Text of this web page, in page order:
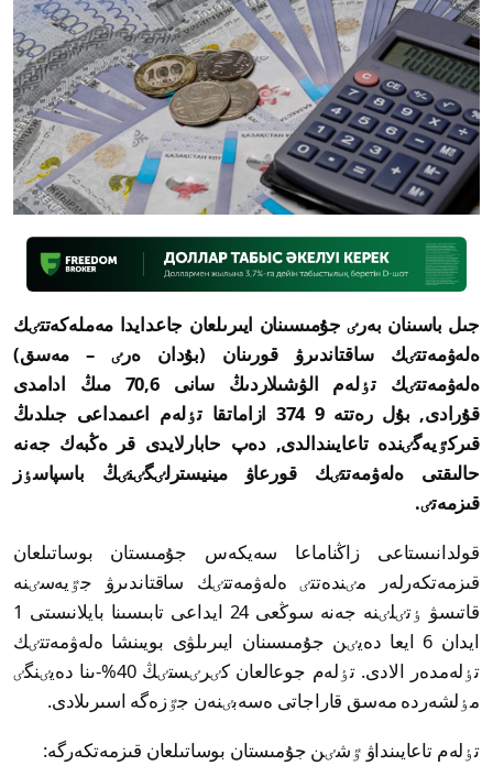
جىل باسىنان بەرٸ جۇمىسىنان ايىرىلعان جاعدايدا مەملەكەتتٸك
ەلەۋمەتتٸك ساقتاندىرۋ قورىنان (بۇدان ەرٸ – مەسق)
ەلەۋمەتتٸك تٶلەم الۋشىلاردىڭ سانى 70,6 مىڭ ادامدى
قۇرادى, بۇل رەتتە 9 374 ازاماتقا تٶلەم اعىمداعى جىلدىڭ
قىركٷيەگٸندە تاعايىندالدى, دەپ حابارلايدى قر ەڭبەك جەنە
حالىقتى ەلەۋمەتتٸك قورعاۋ مينيسترلٸگٸنٸڭ باسپاسٶز
قىزمەتٸ.
قولدانىستاعى زاڭناماعا سەيكەس جۇمىستان بوساتىلعان
قىزمەتكەرلەر مٸندەتتٸ ەلەۋمەتتٸك ساقتاندىرۋ جٷيەسٸنە
قاتىسۋ ٶتٸلٸنە جەنە سوڭعى 24 ايداعى تابىسىنا بايلانىستى 1
ايدان 6 ايعا دەيٸن جۇمىسىنان ايىرىلۋى بويىنشا ەلەۋمەتتٸك
تٶلەمدەر الادى. تٶلەم جوعالعان كٸرٸستٸڭ 40%-ىنا دەيٸنگٸ
مٶلشەردە مەسق قاراجاتى ەسەبٸنەن جٷزەگە اسىرىلادى.
تٶلەم تاعايىنداۋ ٷشٸن جۇمىستان بوساتىلعان قىزمەتكەرگە: